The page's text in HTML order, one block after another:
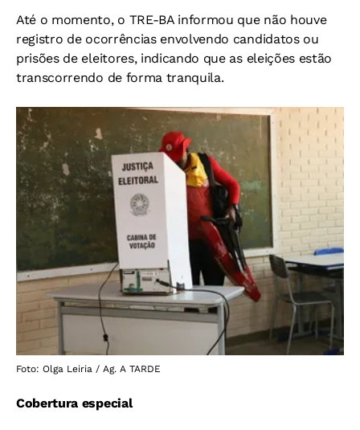
Até o momento, o TRE-BA informou que não houve
registro de ocorrências envolvendo candidatos ou
prisões de eleitores, indicando que as eleições estão
transcorrendo de forma tranquila.
Foto: Olga Leiria / Ag. A TARDE
Cobertura especial